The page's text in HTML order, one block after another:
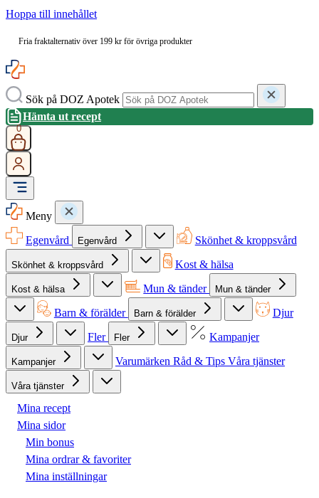
Hoppa till innehållet
Fria fraktalternativ över 199 kr för övriga produkter
Sök på DOZ Apotek
Hämta ut recept
0
Meny
Egenvård
Egenvård Skönhet & kroppsvård
Skönhet & kroppsvård Kost & hälsa
Kost & hälsa Mun & tänder Mun & tänder
Barn & förälder Barn & förälder Djur
Djur Fler Fler Kampanjer
Kampanjer Varumärken Råd & Tips Våra tjänster
Våra tjänster
Mina recept
Mina sidor
Min bonus
Mina ordrar & favoriter
Mina inställningar